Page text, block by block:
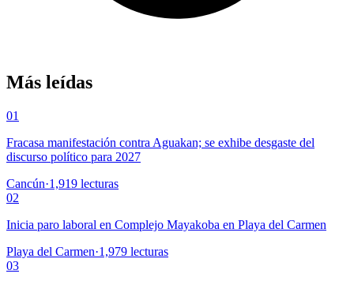
Más leídas
01
Fracasa manifestación contra Aguakan; se exhibe desgaste del
discurso político para 2027
Cancún·1,919 lecturas
02
Inicia paro laboral en Complejo Mayakoba en Playa del Carmen
Playa del Carmen·1,979 lecturas
03